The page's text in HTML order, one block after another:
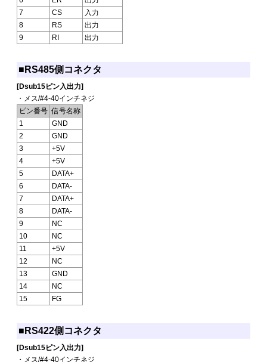
7
CS
入力
8
RS
出力
9
RI 出力
■RS485側コネクタ
[Dsub15ピン入出力]
・メス/#4-40インチネジ
ピン番号 信号名称
1
GND
2
GND
3
+5V
4
+5V
5
DATA+
6
DATA-
7
DATA+
8
DATA-
9
NC
10
NC
11
+5V
12
NC
13
GND
14
NC
15
FG
■RS422側コネクタ
[Dsub15ピン入出力]
・メス/#4-40インチネジ